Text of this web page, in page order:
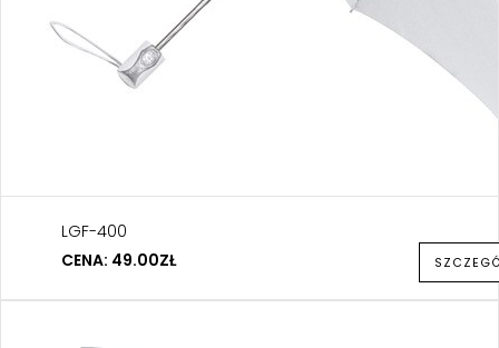
LGF-400
CENA: 49.00ZŁ